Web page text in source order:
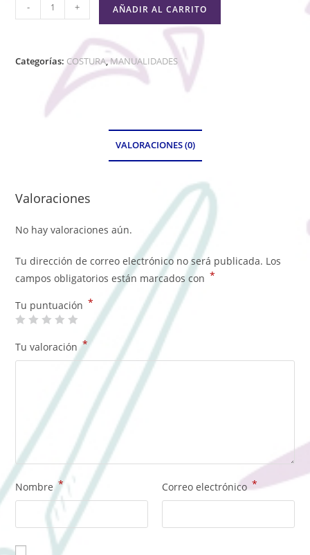
- + AÑADIR AL CARRITO
Categorías: COSTURA,MANUALIDADES
VALORACIONES (0)
Valoraciones
No hay valoraciones aún.
Tu dirección de correo electrónico no será publicada. Los
campos obligatorios están marcados con *
Tu puntuación *
Tu valoración*
Nombre* Correo electrónico *